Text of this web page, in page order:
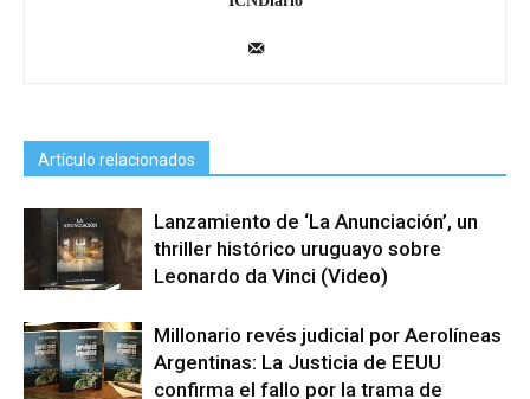
Artículo relacionados
Lanzamiento de ‘La Anunciación’, un
thriller histórico uruguayo sobre
Leonardo da Vinci (Video)
Millonario revés judicial por Aerolíneas
Argentinas: La Justicia de EEUU
confirma el fallo por la trama de